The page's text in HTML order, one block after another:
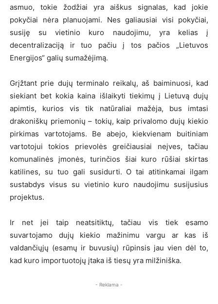
asmuo, tokie žodžiai yra aiškus signalas, kad jokie
pokyčiai nėra planuojami. Nes galiausiai visi pokyčiai,
susiję su vietinio kuro naudojimu, yra kelias į
decentralizaciją ir tuo pačiu į tos pačios „Lietuvos
Energijos“ galių sumažėjimą.
Grįžtant prie dujų terminalo reikalų, aš baiminuosi, kad
siekiant bet kokia kaina išlaikyti tiekimų į Lietuvą dujų
apimtis, kurios vis tik natūraliai mažėja, bus imtasi
drakoniškų priemonių – tokių, kaip privalomo dujų kiekio
pirkimas vartotojams. Be abejo, kiekvienam buitiniam
vartotojui tokios prievolės greičiausiai neįves, tačiau
komunalinės įmonės, turinčios šiai kuro rūšiai skirtas
katilines, su tuo gali susidurti. O tai atitinkamai ilgam
sustabdys visus su vietinio kuro naudojimu susijusius
projektus.
Ir net jei taip neatsitiktų, tačiau vis tiek esamo
suvartojamo dujų kiekio mažinimu vargu ar kas iš
valdančiųjų (esamų ir buvusių) rūpinsis jau vien dėl to,
kad kuro importuotojų įtaka iš tiesų yra milžiniška.
- Reklama -